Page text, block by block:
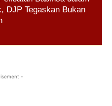
DJP Tegaskan Bukan
-